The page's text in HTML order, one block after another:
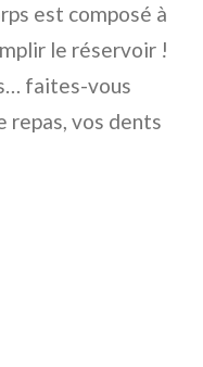
est composé à
le réservoir !
faites-vous
repas, vos dents